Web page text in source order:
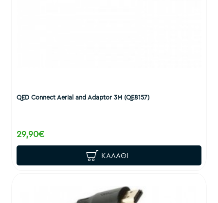
QED Connect Aerial and Adaptor 3M (QE8157)
29,90€
ΚΑΛΆΘΙ